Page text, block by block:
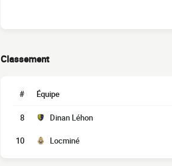
Classement
# Équipe
8 Dinan Léhon
10 Locminé